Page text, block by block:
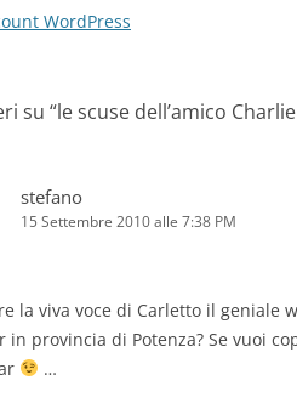
WordPress
su “le scuse dell’amico
stefano
15 Settembre 2010 alle 7:38 PM
la viva voce di Carletto il geniale
in provincia di Potenza? Se vuoi
…